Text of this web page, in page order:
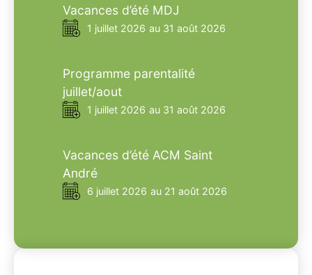
Vacances d’été MDJ
1 juillet 2026 au 31 août 2026
Programme parentalité
juillet/aout
1 juillet 2026 au 31 août 2026
Vacances d’été ACM Saint
André
6 juillet 2026 au 21 août 2026